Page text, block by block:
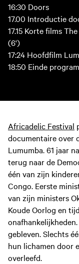
16:30 Doors
17.00 Introductie
17.15 Korte films
(6')
17:24 Hoofdfilm
18:50 Einde
Africadelic Festival
documentaire over
Lumumba. 61 jaar
terug naar de
één van zijn
Congo. Eerste
van zijn ministers
Koude Oorlog en
gebleven. Slechts
hun lichamen door
overleefd.